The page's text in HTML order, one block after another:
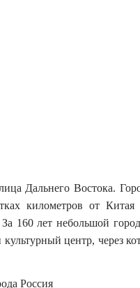
Дальнего Востока.
километров от
За 160 лет небольшой
центр, через